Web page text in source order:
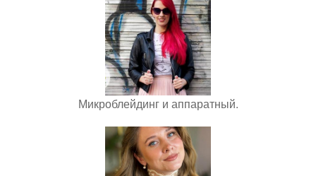
Микроблейдинг и аппаратный.